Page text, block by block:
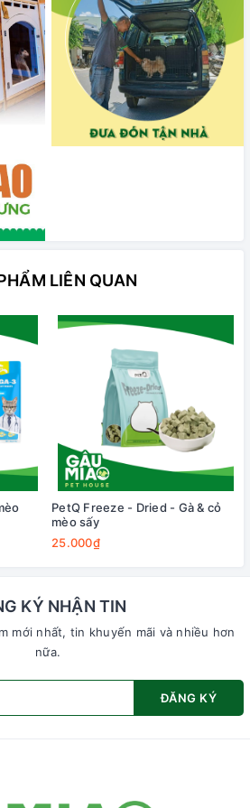
LIÊN QUAN
PetQ Freeze - Dried - Gà & cỏ
mèo sấy
25.000₫
KÝ NHẬN TIN
mới nhất, tin khuyến mãi và nhiều hơn
nữa.
ĐĂNG KÝ